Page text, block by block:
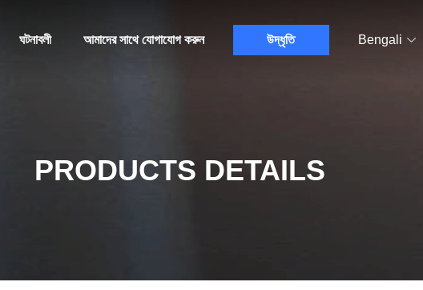
ঘটনাবলী আমাদের সাথে যোগাযোগ করুন উদ্ধৃতি Bengali
PRODUCTS DETAILS